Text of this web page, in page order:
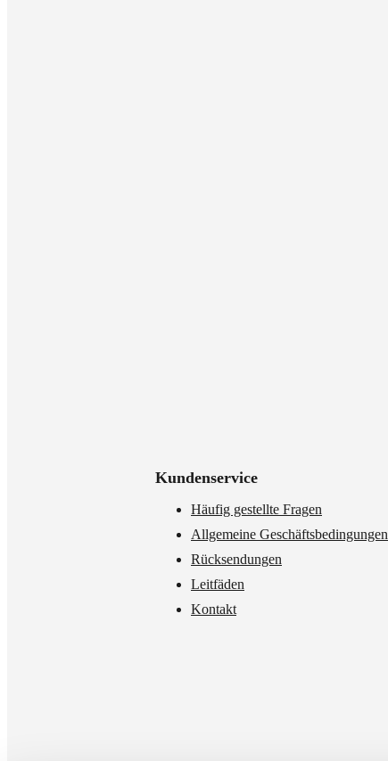
Kundenservice
Häufig gestellte Fragen
Allgemeine Geschäftsbedingungen
Rücksendungen
Leitfäden
Kontakt